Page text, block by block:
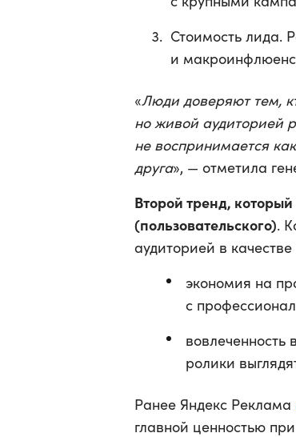
Стоимость лида.
и
«Люди доверяют тем,
но живой аудиторией
не воспринимается
друга», — отметила
Второй тренд,
(пользовательского).
аудиторией в
экономия на
с
вовлеченность
ролики
Ранее Яндекс Реклама
главной ценностью